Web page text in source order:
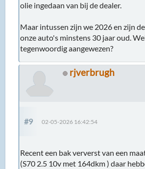
olie ingedaan van bij de dealer.
Maar intussen zijn we 2026 en zijn
onze auto's minstens 30 jaar oud.
tegenwoordig aangewezen?
rjverbrugh
#9 02-05-2026 16:42:54
Recent een bak ververst van een
(S70 2.5 10v met 164dkm ) daar